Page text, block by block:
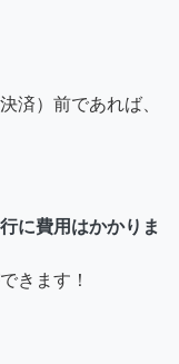
済）前であれば、
に費用はかかりま
きます！